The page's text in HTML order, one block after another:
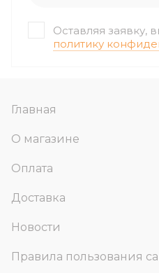
Главная
О магазине
Оплата
Доставка
Новости
Правила пользования
Оставляя заявку,
политику